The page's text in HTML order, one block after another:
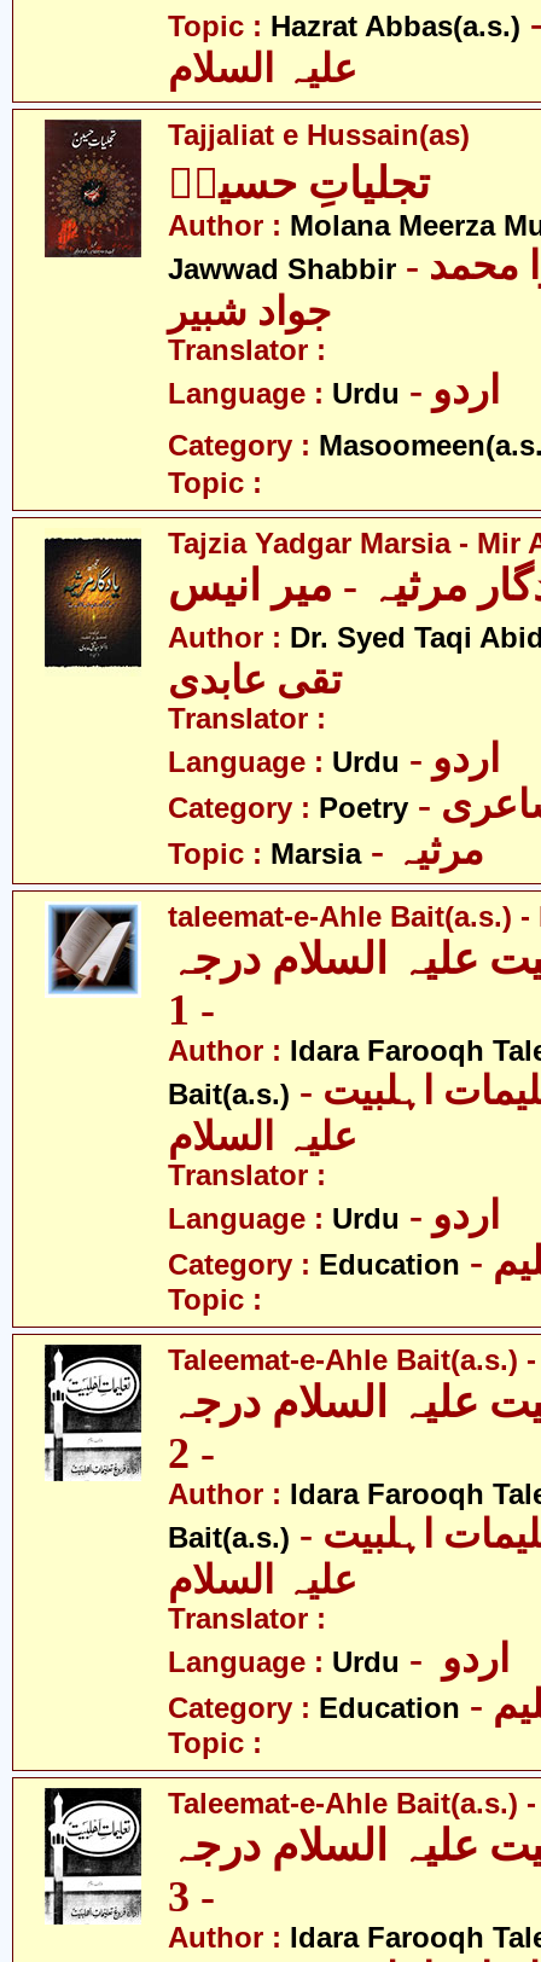
Topic : Hazrat Abbas(a.s.)
علیہ السلام
Tajjaliat e Hussain(as)
تجلیاتِ حسینؑ
Author : Molana Meerza
Jawwad Shabbir - مولانا میرزا محمد
جواد شبیر
Translator :
Language : Urdu - اردو
Category :
Topic :
Tajzia Yadgar Marsia - Mir
مرثیہ - میر انیس
Author : Dr. Syed Taqi
تقی عابدی
Translator :
Language : Urdu - اردو
Category : Poetry
Topic : Marsia - مرثیہ
taleemat-e-Ahle Bait(a.s.) -
علیہ السلام درجہ
- 1
Author : Idara Farooqh
Bait(a.s.) - ادارہ فروغ تعلیمات اہلبیت
علیہ السلام
Translator :
Language : Urdu - اردو
Category : Education
Topic :
Taleemat-e-Ahle Bait(a.s.)
علیہ السلام درجہ
- 2
Author : Idara Farooqh
Bait(a.s.) - ادارہ فروغ تعلیمات اہلبیت
علیہ السلام
Translator :
Language : Urdu
Category : Education
Topic :
Taleemat-e-Ahle Bait(a.s.)
علیہ السلام درجہ
- 3
Author : Idara Farooqh